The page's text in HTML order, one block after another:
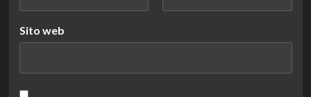
Sito web